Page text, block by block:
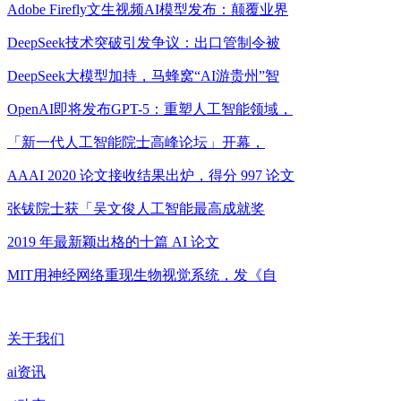
Adobe Firefly文生视频AI模型发布：颠覆业界
DeepSeek技术突破引发争议：出口管制令被
DeepSeek大模型加持，马蜂窝“AI游贵州”智
OpenAI即将发布GPT-5：重塑人工智能领域，
「新一代人工智能院士高峰论坛」开幕，
AAAI 2020 论文接收结果出炉，得分 997 论文
张钹院士获「吴文俊人工智能最高成就奖
2019 年最新颖出格的十篇 AI 论文
MIT用神经网络重现生物视觉系统，发《自
关于我们
ai资讯